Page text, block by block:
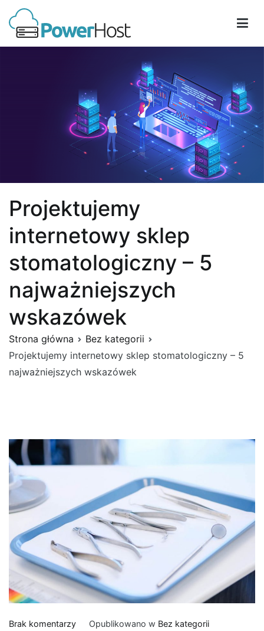
Przejdź
do
treści
PowerHost
Projektujemy
internetowy sklep
stomatologiczny – 5
najważniejszych
wskazówek
Strona główna
Bez kategorii
Projektujemy internetowy sklep stomatologiczny – 5
najważniejszych wskazówek
Brak komentarzydo
Opublikowano w Bez kategorii